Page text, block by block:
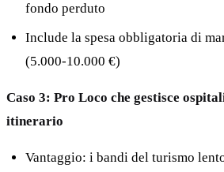
fondo perduto
Include la spesa obbligatoria di
(5.000-10.000 €)
Caso 3: Pro Loco che gestisce
itinerario
Vantaggio: i bandi del turismo